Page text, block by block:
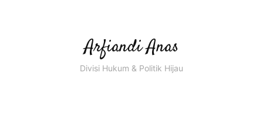
Arfiandi Anas
Divisi Hukum & Politik Hijau